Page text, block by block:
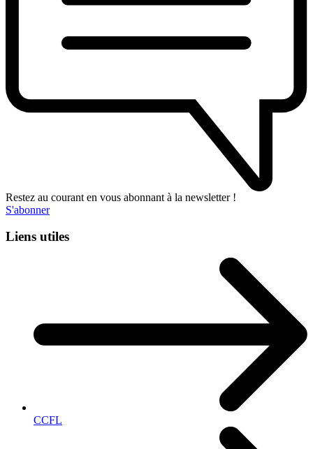
Restez au courant en vous abonnant à la newsletter !
S'abonner
Liens utiles
CCFL